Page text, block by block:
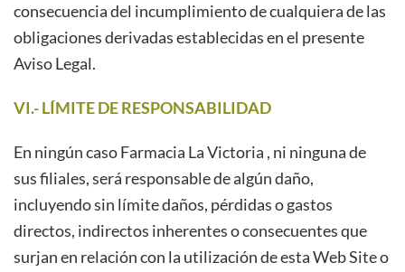
consecuencia del incumplimiento de cualquiera de las
obligaciones derivadas establecidas en el presente
Aviso Legal.
VI.- LÍMITE DE RESPONSABILIDAD
En ningún caso Farmacia La Victoria , ni ninguna de
sus filiales, será responsable de algún daño,
incluyendo sin límite daños, pérdidas o gastos
directos, indirectos inherentes o consecuentes que
surjan en relación con la utilización de esta Web Site o